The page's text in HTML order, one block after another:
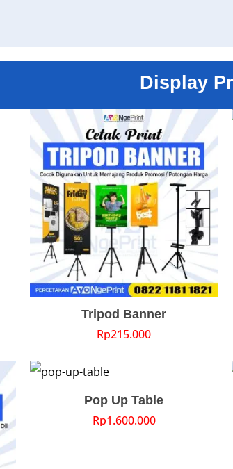
Display
Tripod Banner
Rp215.000
Pop Up Table
Rp1.600.000